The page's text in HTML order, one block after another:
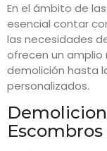
En el ámbito de
esencial contar
las necesidades
ofrecen un amplio
demolición hasta
personalizados.
Escombros